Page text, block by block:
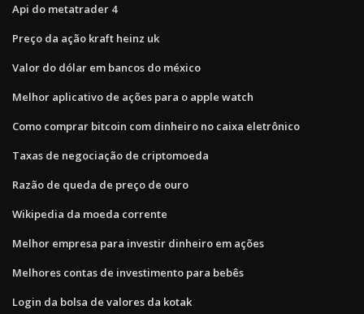
Api do metatrader 4
Preço da ação kraft heinz uk
Valor do dólar em bancos do méxico
Melhor aplicativo de ações para o apple watch
Como comprar bitcoin com dinheiro no caixa eletrônico
Taxas de negociação de criptomoeda
Razão de queda de preço de ouro
Wikipedia da moeda corrente
Melhor empresa para investir dinheiro em ações
Melhores contas de investimento para bebês
Login da bolsa de valores da kotak